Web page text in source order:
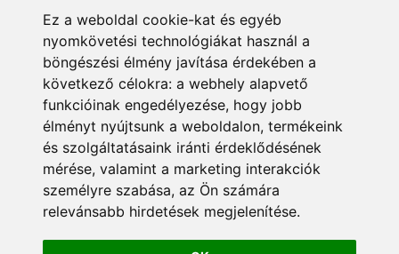
Ez a weboldal cookie-kat és egyéb
nyomkövetési technológiákat használ a
böngészési élmény javítása érdekében a
következő célokra: a webhely alapvető
funkcióinak engedélyezése, hogy jobb
élményt nyújtsunk a weboldalon, termékeink
és szolgáltatásaink iránti érdeklődésének
mérése, valamint a marketing interakciók
személyre szabása, az Ön számára
relevánsabb hirdetések megjelenítése.